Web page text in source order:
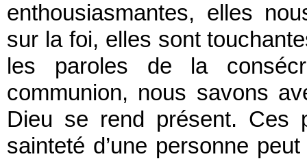
enthousiasmantes, elles
sur la foi, elles sont
les paroles de la
communion, nous savons
Dieu se rend présent. Ces
sainteté d’une personne